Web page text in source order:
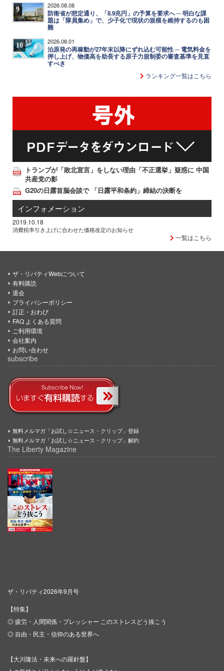
9 2026.08.08
防衛省が想定通り、「8.9兆円」の予算を要求へ ─ 明白な課
題は「隊員集め」で、少子化で現状の規模を維持するのも困
難
10 2026.08.01
泊原発の再稼動が27年末以降にずれ込む可能性 ─ 電気料金を
押し上げ、物価高を助長する原子力規制委の審査基準を見直
すべき
ランキング一覧はこちら
トランプが「敗北宣言」をしない理由「不正選挙」疑惑に 中国
共産党の影
G20の日露首脳会談で 「日露平和条約」締結の決断を
インフォメーション
2019.10.18
消費税率引き上げに合わせた価格改定のお知らせ
一覧はこちら
ザ・リバティWebについて
有料購読
退会
プライバシーポリシー
訂正・おわび
FAQ よくある質問
ご利用環境
会社案内
お問い合わせ
subscribe
無料メルマガ「お試し☆ニュース・クリップ」登録
無料メルマガ「お試し☆ニュース・クリップ」解約
The Liberty Magazine
ザ・リバティ2026年9月号
【特集】
◎ 疲労・人間関係・プレッシャー このストレスどう抜こう
◎ 自由・民主・信仰のある世界へ
【大川隆法・未来への羅針盤】